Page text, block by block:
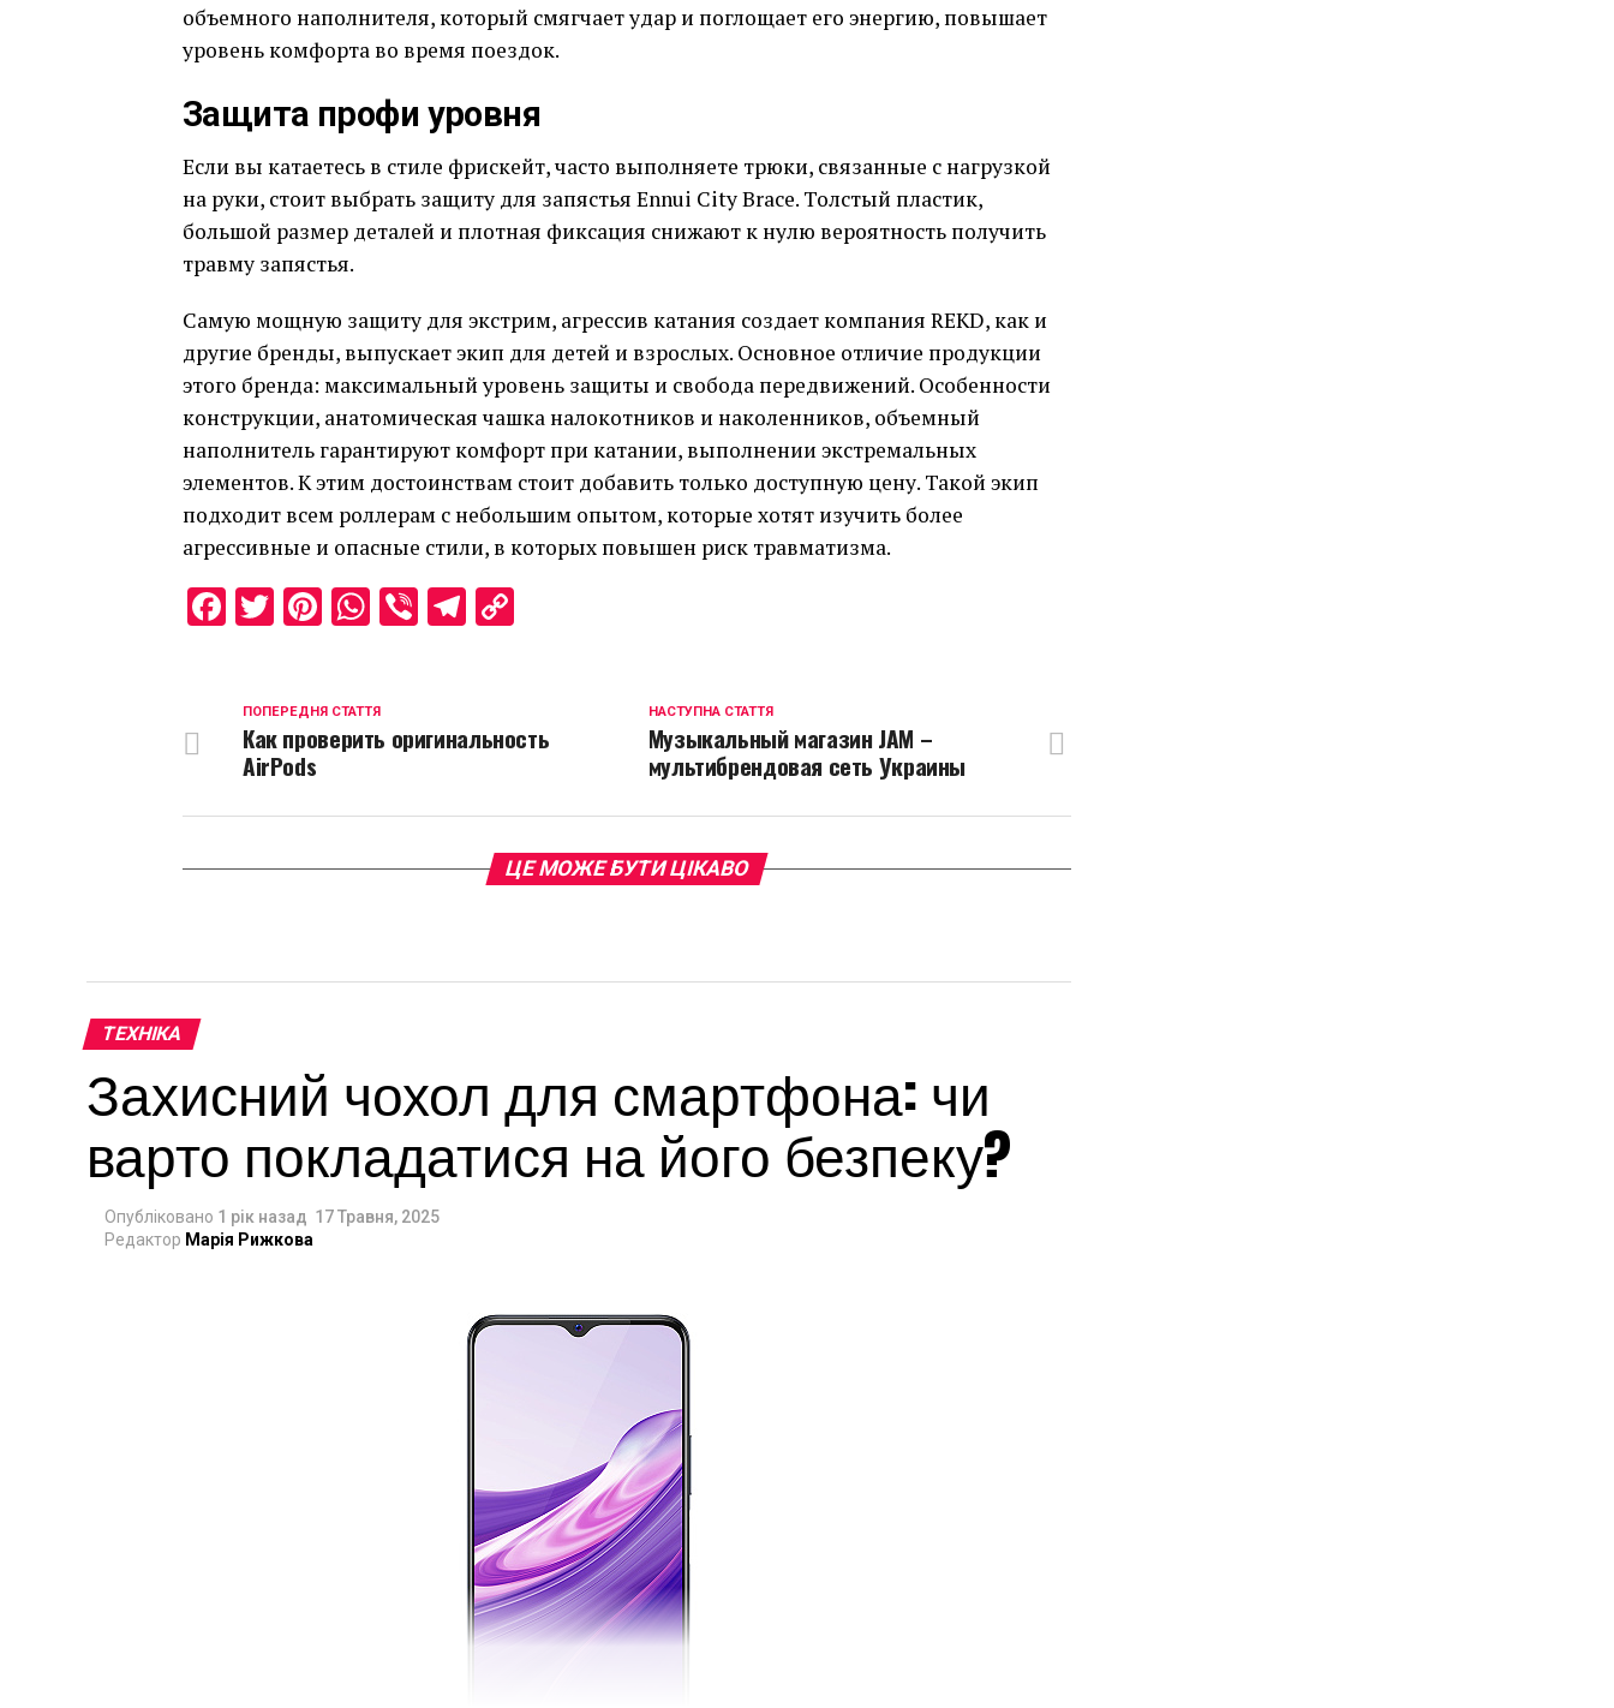
объемного наполнителя, который смягчает удар и поглощает его энергию, повышает
уровень комфорта во время поездок.
Защита профи уровня
Если вы катаетесь в стиле фрискейт, часто выполняете трюки, связанные с нагрузкой
на руки, стоит выбрать защиту для запястья Ennui City Brace. Толстый пластик,
большой размер деталей и плотная фиксация снижают к нулю вероятность получить
травму запястья.
Самую мощную защиту для экстрим, агрессив катания создает компания REKD, как и
другие бренды, выпускает экип для детей и взрослых. Основное отличие продукции
этого бренда: максимальный уровень защиты и свобода передвижений. Особенности
конструкции, анатомическая чашка налокотников и наколенников, объемный
наполнитель гарантируют комфорт при катании, выполнении экстремальных
элементов. К этим достоинствам стоит добавить только доступную цену. Такой экип
подходит всем роллерам с небольшим опытом, которые хотят изучить более
агрессивные и опасные стили, в которых повышен риск травматизма.
Facebook
Twitter
Pinterest
WhatsApp
ViberTelegram
НАСТУПНА СТАТТЯ
Музыкальный магазин JAM –
мультибрендовая сеть Украины
ПОПЕРЕДНЯ СТАТТЯ
Как проверить оригинальность
AirPods
ЦЕ МОЖЕ БУТИ ЦІКАВО
ТЕХНІКА
Захисний чохол для смартфона: чи
варто покладатися на його безпеку?
Опубліковано 1 рік назад 17 Травня, 2025
Редактор Марія Рижкова